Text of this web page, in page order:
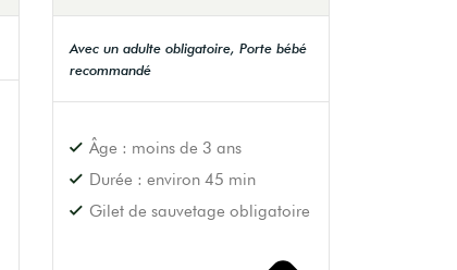
Avec un adulte obligatoire, Porte bébé
recommandé
Âge : moins de 3 ans
Durée : environ 45 min
Gilet de sauvetage obligatoire